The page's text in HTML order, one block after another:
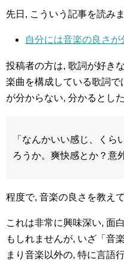
先日, こういう記事を読み
自分には音楽の良さが
投稿者の方は, 歌詞が好き
楽曲を構成している歌詞
が分からない, 分かるとし
「なんかいい感じ、く
ろうか。爽快感とか？意
程度で, 音楽の良さを教え
これは非常に興味深い, 面
もしれませんが, いざ「音
まり音楽以外の, 特に言語